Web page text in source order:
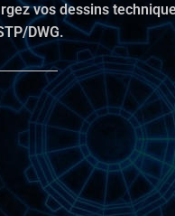
vos dessins
DWG.